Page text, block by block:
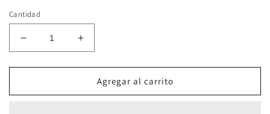
Cantidad
Reducir
cantidad
para
Corazón
Aumentar
cantidad
para
Aretes
Corazón
Agregar al carrito